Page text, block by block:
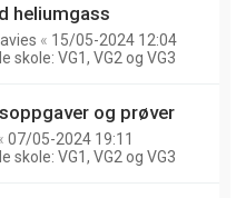
heliumgass
« 15/05-2024 12:04
skole: VG1, VG2 og VG3
og prøver
07/05-2024 19:11
skole: VG1, VG2 og VG3